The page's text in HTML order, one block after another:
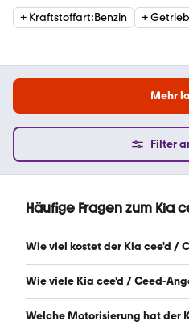
+ Kraftstoffart:Benzin +
Mehr
Filter
Häufige Fragen zum Kia
Wie viel kostet der Kia cee'd /
Ein guter Preis für einen Kia
Wie viele Kia cee'd / Ceed-
Es gibt insgesamt 39 Kia
Welche Motorisierung hat der